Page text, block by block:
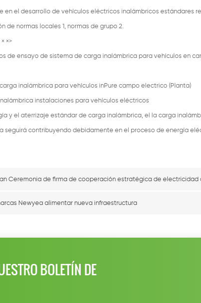
el desarrollo de vehículos eléctricos inalámbricos estándares
de normas locales 1, normas de grupo 2.
×>
de ensayo de sistema de carga inalámbrica para vehículos en
inalámbrica para vehículos inPure campo electrico (Planta)
instalaciones para vehículos eléctricos
y el aterrizaje estándar de carga inalámbrica, el la carga
seguirá contribuyendo debidamente en el proceso de energía
Ceremonia de firma de cooperación estratégica de electricidad
Newyea alimentar nueva infraestructura
BOLETÍN DE